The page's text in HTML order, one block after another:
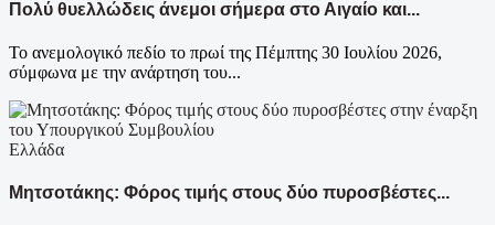
Πολύ θυελλώδεις άνεμοι σήμερα στο Αιγαίο και...
Το ανεμολογικό πεδίο το πρωί της Πέμπτης 30 Ιουλίου 2026,
σύμφωνα με την ανάρτηση του...
Ελλάδα
Μητσοτάκης: Φόρος τιμής στους δύο πυροσβέστες...